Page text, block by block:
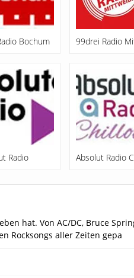
Bochum
Radio
hat. Von AC/DC, Bruce
Rocksongs aller Zeiten gepa